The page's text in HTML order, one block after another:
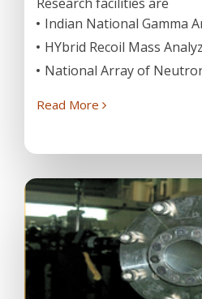
Indian National Gamma
HYbrid Recoil Mass
National Array of
Read More